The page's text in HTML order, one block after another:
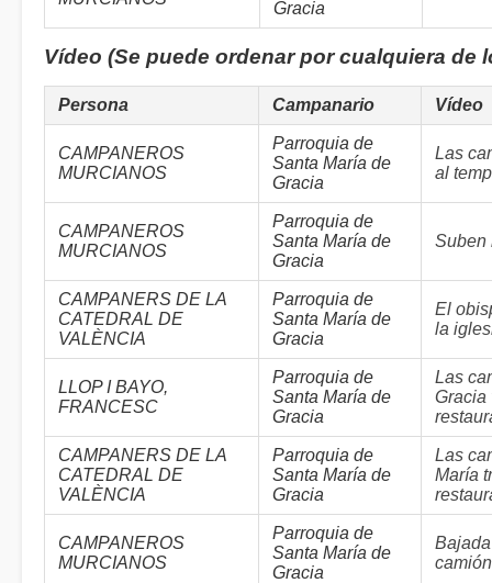
Gracia
Vídeo (Se puede ordenar por cualquiera de
Persona Campanario Vídeo
CAMPANEROS
MURCIANOS
Parroquia de
Santa María de
Gracia
Las
al
CAMPANEROS
MURCIANOS
Parroquia de
Santa María de
Gracia
Suben
CAMPANERS DE LA
CATEDRAL DE
VALÈNCIA
Parroquia de
Santa María de
Gracia
El
la
LLOP I BAYO,
FRANCESC
Parroquia de
Santa María de
Gracia
Las
Gracia
CAMPANERS DE LA
CATEDRAL DE
VALÈNCIA
Parroquia de
Santa María de
Gracia
Las
María
CAMPANEROS
MURCIANOS
Parroquia de
Santa María de
Gracia
camión